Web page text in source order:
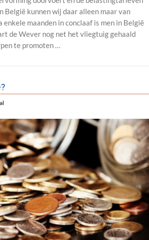
kunnen wij daar alleen maar van
enkele maanden in conclaaf is men in België
de Wever nog net het vliegtuig gehaald
te promoten …